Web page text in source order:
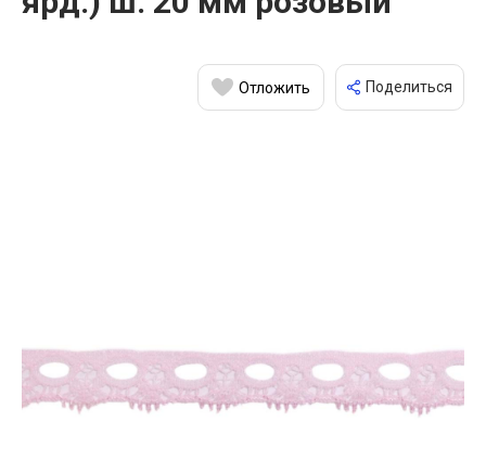
Отложить Поделиться